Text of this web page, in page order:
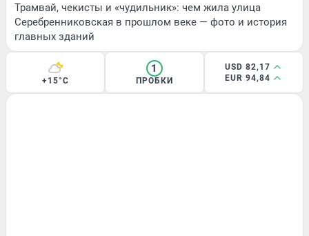
Трамвай, чекисты и «чудильник»: чем жила улица
Серебренниковская в прошлом веке — фото и история
главных зданий
+15°C
1
ПРОБКИ
USD 82,17
EUR 94,84